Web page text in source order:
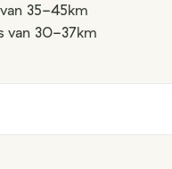
35-45km
van 30-37km